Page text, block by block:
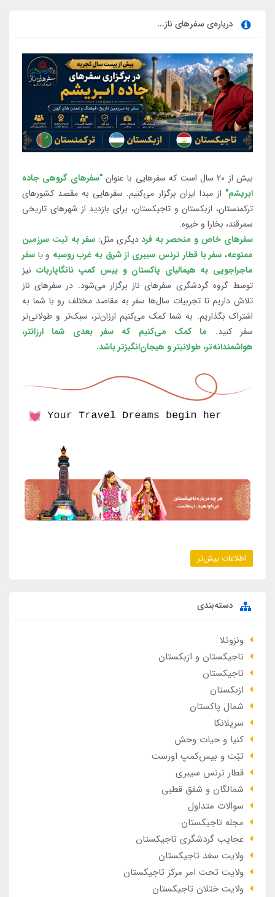
درباره‌ی سفرهای ناز...
بیش از 20 سال است که سفرهایی با عنوان
"سفرهای گروهی جاده
ابریشم" از مبدا ایران برگزار می‌کنیم. سفرهایی به مقصد کشورهای
ترکمنستان، ازبکستان و تاجیکستان، برای بازدید از شهرهای تاریخی
سمرقند، بخارا و خیوه.
سفرهای خاص و منحصر به فرددیگری مثل:سفر به تبت سرزمین
ممنوعه، سفر با قطار ترنس سیبری از شرق به غرب روسیه و یا سفر
ماجراجویی به هیمالیای پاکستان و بیس کمپ نانگاپاربات نیز
توسط گروه گردشگری سفرهای ناز برگزار می‌شود. در سفرهای ناز
تلاش داریم تا تجربیات سال‌ها سفر به مقاصد مختلف رو با شما به
اشتراک بگذاریم. به شما کمک می‌کنیم ارزان‌تر، سبک‌تر و طولانی‌تر
سفر کنید. ما کمک می‌کنیم که سفر بعدی شما ارزانتر،
هواشمندانه‌تر، طولانی‎تر و هیجان‌انگیزتر باشد.
اطلاعات بیش‌تر
دسته‌بندی
ونزوئلا
تاجیکستان و ازبکستان
تاجیکستان
ازبکستان
شمال پاکستان
سریلانکا
کنیا و حیات وحش
تبّت و بیس‌کمپ اورست
قطار ترنس سیبری
شمالگان و شفق قطبی
سوالات متداول
مجله تاجیکستان
عجایب گردشگری تاجیکستان
ولایت سغد تاجیکستان
ولایت تحت امر مرکز تاجیکستان
ولایت ختلان تاجیکستان